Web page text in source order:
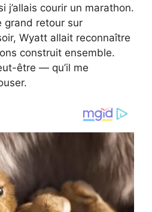
j’allais courir un marathon.
grand retour sur
Wyatt allait reconnaître
construit ensemble.
être — qu’il me